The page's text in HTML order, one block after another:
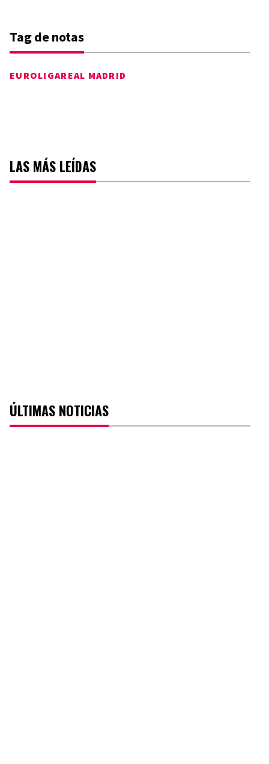
Tag de notas
EUROLIGAREAL MADRID
LAS MÁS LEÍDAS
ÚLTIMAS NOTICIAS